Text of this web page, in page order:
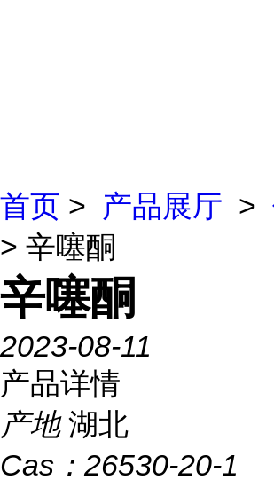
首页 > 产品展厅 >
> 辛噻酮
辛噻酮
2023-08-11
产品详情
产地 湖北
Cas： 26530-20-1